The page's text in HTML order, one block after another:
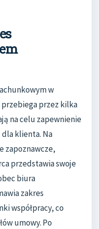
w
przebiega przez kilka
na celu zapewnienie
klienta. Na
zapoznawcze,
przedstawia swoje
biura
zakres
współpracy, co
umowy. Po